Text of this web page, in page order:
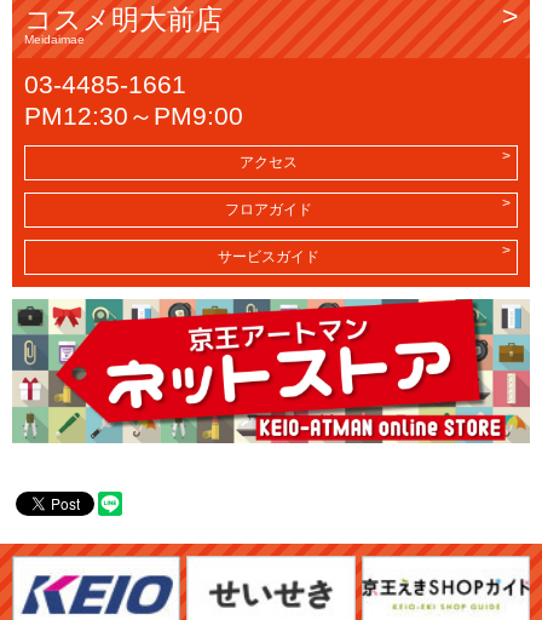
コスメ明大前店
Meidaimae
03-4485-1661
PM12:30～PM9:00
アクセス
フロアガイド
サービスガイド